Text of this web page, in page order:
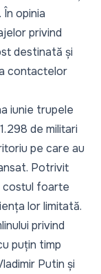
opinia
privind
destinată și
contactelor
iunie trupele
de militari
pe care au
Potrivit
costul foarte
lor limitată.
privind
puțin timp
Putin și